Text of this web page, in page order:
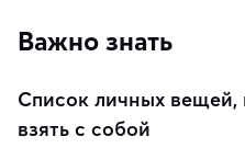
Важно знать
Список личных
взять с собой